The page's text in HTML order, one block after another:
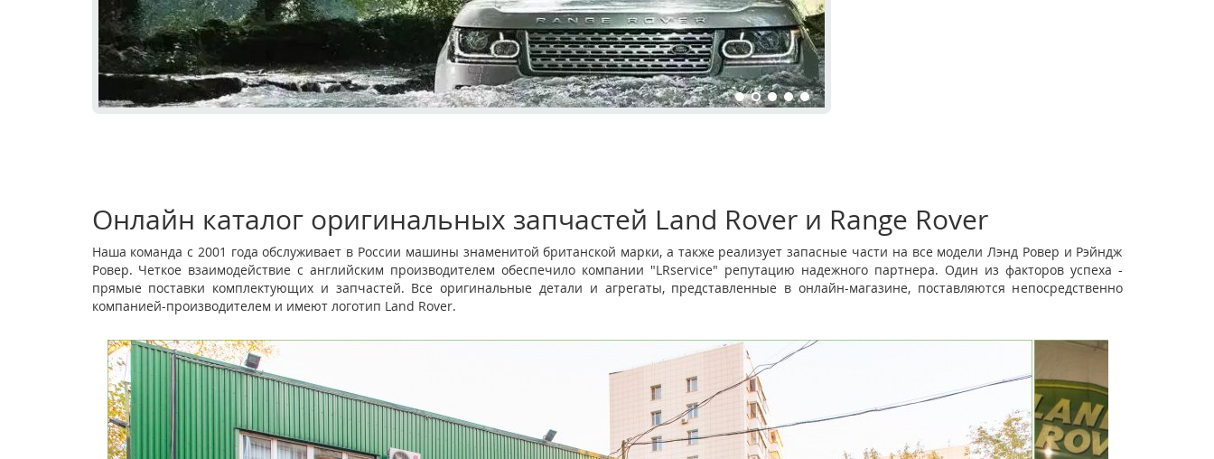
ОРИГИНАЛЬНЫЕ И НЕОРИГИНАЛЬНЫЕ
ЗАПАСНЫЕ ЧАСТИ
АВТОСЕРВИС С 15 ЛЕТНИМ ОПЫТОМ
РАБОТЫ
Онлайн каталог оригинальных запчастей Land Rover и Range Rover
Наша команда с 2001 года обслуживает в России машины знаменитой британской марки, а также реализует запасные части на все модели Лэнд Ровер и Рэйндж
Ровер. Четкое взаимодействие с английским производителем обеспечило компании "LRservice" репутацию надежного партнера. Один из факторов успеха -
прямые поставки комплектующих и запчастей. Все оригинальные детали и агрегаты, представленные в онлайн-магазине, поставляются непосредственно
компанией-производителем и имеют логотип Land Rover.